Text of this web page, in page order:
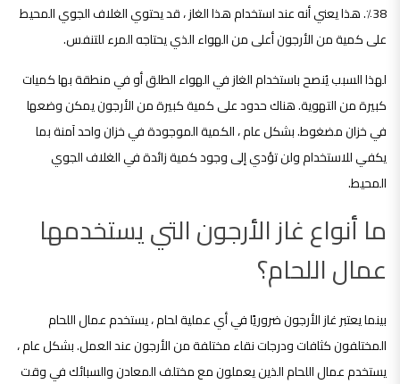
38٪. هذا يعني أنه عند استخدام هذا الغاز ، قد يحتوي الغلاف الجوي المحيط
على كمية من الأرجون أعلى من الهواء الذي يحتاجه المرء للتنفس.
لهذا السبب يُنصح باستخدام الغاز في الهواء الطلق أو في منطقة بها كميات
كبيرة من التهوية. هناك حدود على كمية كبيرة من الأرجون يمكن وضعها
في خزان مضغوط. بشكل عام ، الكمية الموجودة في خزان واحد آمنة بما
يكفي للاستخدام ولن تؤدي إلى وجود كمية زائدة في الغلاف الجوي
المحيط.
ما أنواع غاز الأرجون التي يستخدمها
عمال اللحام؟
بينما يعتبر غاز الأرجون ضروريًا في أي عملية لحام ، يستخدم عمال اللحام
المختلفون كثافات ودرجات نقاء مختلفة من الأرجون عند العمل. بشكل عام ،
يستخدم عمال اللحام الذين يعملون مع مختلف المعادن والسبائك في وقت